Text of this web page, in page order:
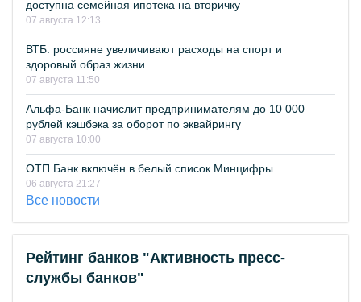
доступна семейная ипотека на вторичку
07 августа 12:13
ВТБ: россияне увеличивают расходы на спорт и
здоровый образ жизни
07 августа 11:50
Альфа-Банк начислит предпринимателям до 10 000
рублей кэшбэка за оборот по эквайрингу
07 августа 10:00
ОТП Банк включён в белый список Минцифры
06 августа 21:27
Все новости
Рейтинг банков "Активность пресс-
службы банков"